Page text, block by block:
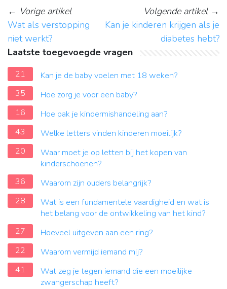
← Vorige artikel
Wat als verstopping
niet werkt?
Volgende artikel→
Kan je kinderen krijgen als je
diabetes hebt?
Laatste toegevoegde vragen
21
Kan je de baby voelen met 18 weken?
35
Hoe zorg je voor een baby?
16
Hoe pak je kindermishandeling aan?
43
Welke letters vinden kinderen moeilijk?
20
Waar moet je op letten bij het kopen van
kinderschoenen?
36
Waarom zijn ouders belangrijk?
28
Wat is een fundamentele vaardigheid en wat is
het belang voor de ontwikkeling van het kind?
27
Hoeveel uitgeven aan een ring?
22
Waarom vermijd iemand mij?
41
Wat zeg je tegen iemand die een moeilijke
zwangerschap heeft?